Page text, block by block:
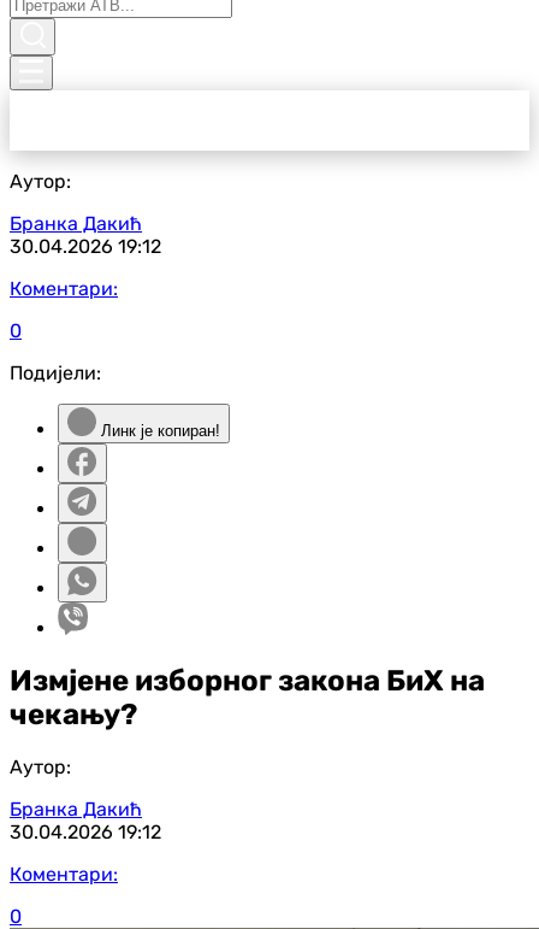
Аутор:
Бранка Дакић
30.04.2026 19:12
Коментари:
0
Подијели:
Линк је копиран!
Измјене изборног закона БиХ на
чекању?
Аутор:
Бранка Дакић
30.04.2026 19:12
Коментари:
0